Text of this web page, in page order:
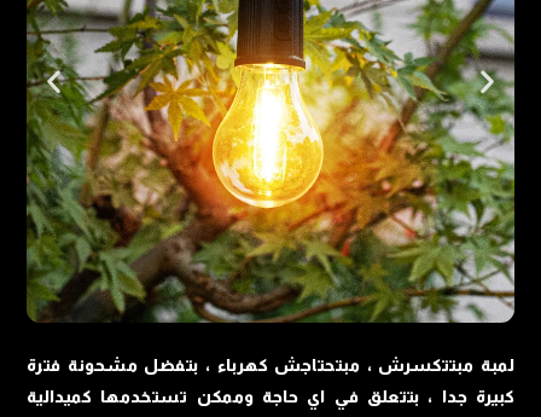
لمبة مبتتكسرش ، مبتحتاجش كهرباء ، بتفضل مشحونة فترة
كبيرة جدا ، بتتعلق في اي حاجة وممكن تستخدمها كميدالية